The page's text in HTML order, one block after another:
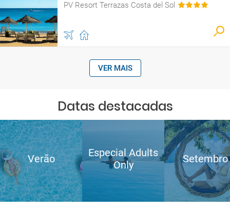
PV Resort Terrazas Costa del Sol
VER MAIS
Datas destacadas
Verão
Especial Adults
Only
Setembro